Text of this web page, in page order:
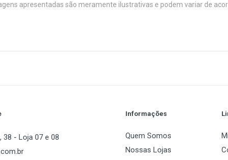
apresentadas são meramente ilustrativas e podem variar de
5.25"
38 - Loja 07 e 08
Informações
Quem Somos
Nossas Lojas